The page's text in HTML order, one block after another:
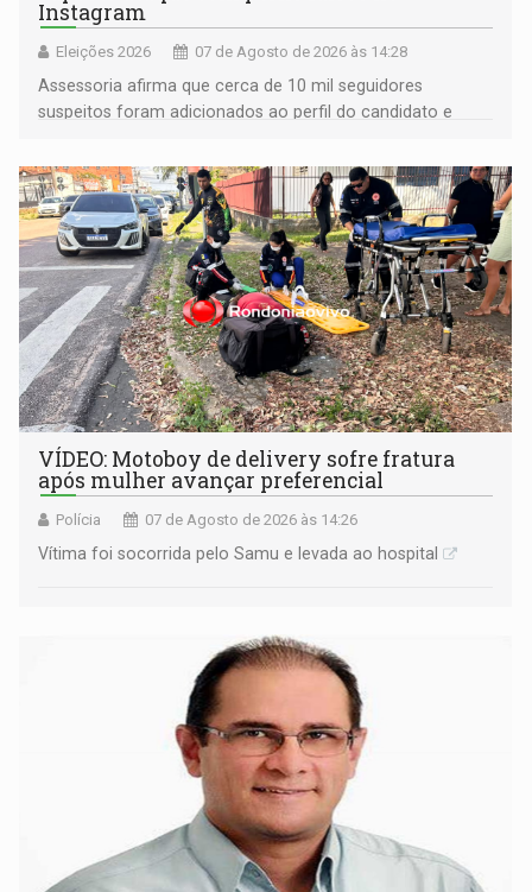
Instagram
Eleições 2026 07 de Agosto de 2026 às 14:28
Assessoria afirma que cerca de 10 mil seguidores
suspeitos foram adicionados ao perfil do candidato e
remover as contas
VÍDEO: Motoboy de delivery sofre fratura
após mulher avançar preferencial
Polícia 07 de Agosto de 2026 às 14:26
Vítima foi socorrida pelo Samu e levada ao hospital